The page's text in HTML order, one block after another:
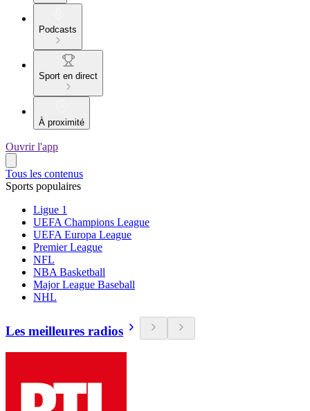
Podcasts
Sport en direct
À proximité
Ouvrir l'app
Tous les contenus
Sports populaires
Ligue 1
UEFA Champions League
UEFA Europa League
Premier League
NFL
NBA Basketball
Major League Baseball
NHL
Les meilleures radios